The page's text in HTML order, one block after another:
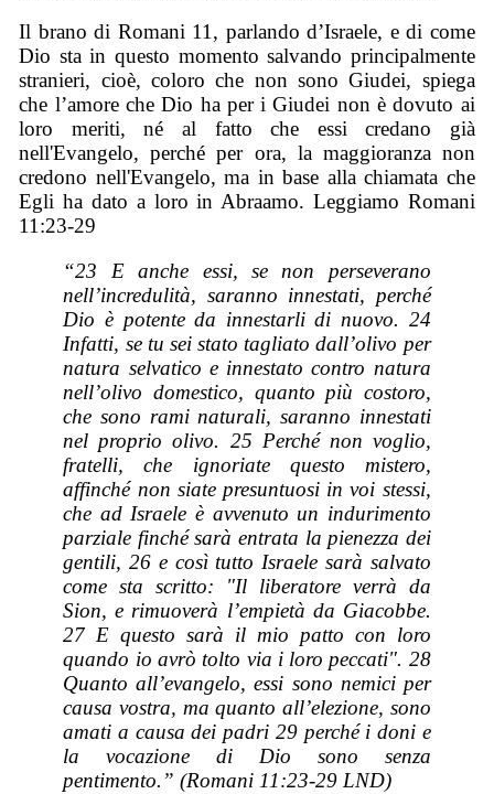
Il brano di Romani 11, parlando d’Israele, e di come
Dio sta in questo momento salvando principalmente
stranieri, cioè, coloro che non sono Giudei, spiega
che l’amore che Dio ha per i Giudei non è dovuto ai
loro meriti, né al fatto che essi credano già
nell'Evangelo, perché per ora, la maggioranza non
credono nell'Evangelo, ma in base alla chiamata che
Egli ha dato a loro in Abraamo. Leggiamo Romani
11:23-29
“23 E anche essi, se non perseverano
nell’incredulità, saranno innestati, perché
Dio è potente da innestarli di nuovo. 24
Infatti, se tu sei stato tagliato dall’olivo per
natura selvatico e innestato contro natura
nell’olivo domestico, quanto più costoro,
che sono rami naturali, saranno innestati
nel proprio olivo. 25 Perché non voglio,
fratelli, che ignoriate questo mistero,
affinché non siate presuntuosi in voi stessi,
che ad Israele è avvenuto un indurimento
parziale finché sarà entrata la pienezza dei
gentili, 26 e così tutto Israele sarà salvato
come sta scritto: "Il liberatore verrà da
Sion, e rimuoverà l’empietà da Giacobbe.
27 E questo sarà il mio patto con loro
quando io avrò tolto via i loro peccati". 28
Quanto all’evangelo, essi sono nemici per
causa vostra, ma quanto all’elezione, sono
amati a causa dei padri 29 perché i doni e
la vocazione di Dio sono senza
pentimento.” (Romani 11:23-29 LND)